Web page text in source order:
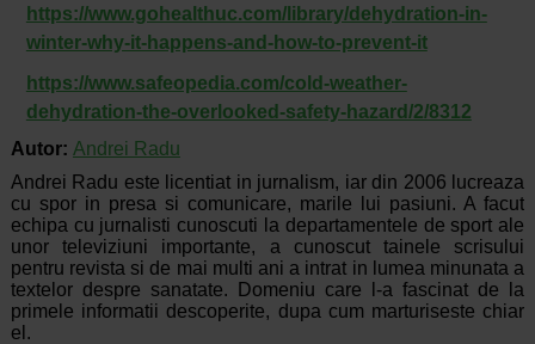
https://www.gohealthuc.com/library/dehydration-in-
winter-why-it-happens-and-how-to-prevent-it
https://www.safeopedia.com/cold-weather-
dehydration-the-overlooked-safety-hazard/2/8312
Autor: Andrei Radu
Andrei Radu este licentiat in jurnalism, iar din 2006 lucreaza
cu spor in presa si comunicare, marile lui pasiuni. A facut
echipa cu jurnalisti cunoscuti la departamentele de sport ale
unor televiziuni importante, a cunoscut tainele scrisului
pentru revista si de mai multi ani a intrat in lumea minunata a
textelor despre sanatate. Domeniu care l-a fascinat de la
primele informatii descoperite, dupa cum marturiseste chiar
el.